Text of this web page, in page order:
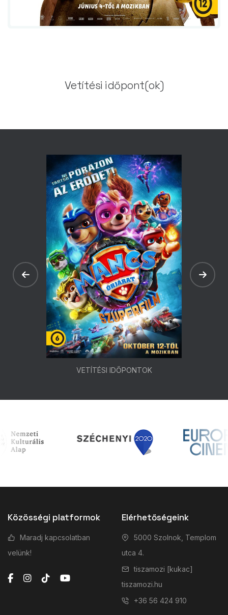
Vetítési időpont(ok)
VETÍTÉSI IDŐPONTOK
Közösségi platformok
Maradj kapcsolatban
velünk!
Elérhetőségeink
5000 Szolnok, Templom
utca 4.
tiszamozi [kukac]
tiszamozi.hu
+36 56 424 910